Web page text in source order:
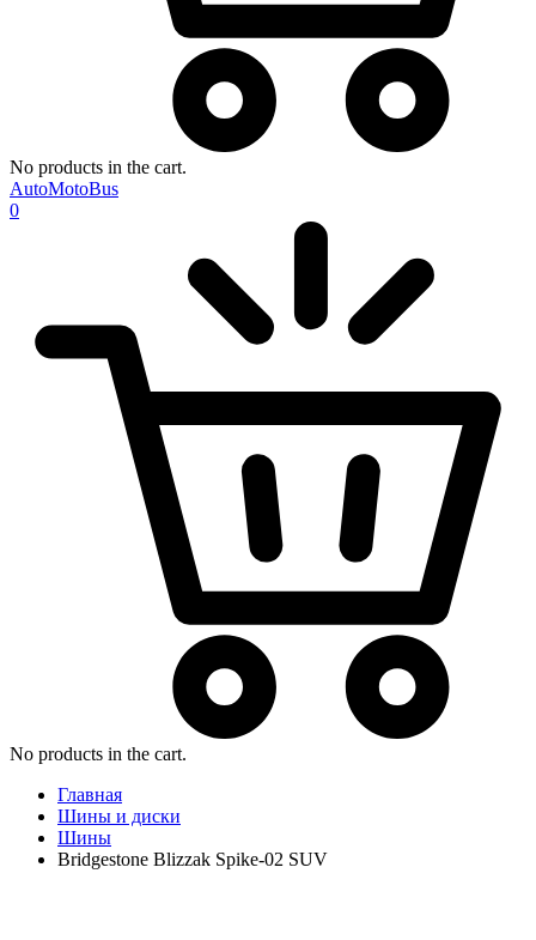
No products in the cart.
AutoMotoBus
0
No products in the cart.
Главная
Шины и диски
Шины
Bridgestone Blizzak Spike-02 SUV